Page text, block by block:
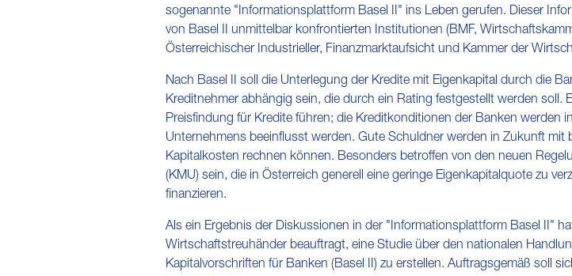
sogenannte "Informationsplattform Basel II" ins Leben gerufen. Dieser
von Basel II unmittelbar konfrontierten Institutionen (BMF,
Österreichischer Industrieller, Finanzmarktaufsicht und Kammer der
Nach Basel II soll die Unterlegung der Kredite mit Eigenkapital durch die
Kreditnehmer abhängig sein, die durch ein Rating festgestellt werden soll.
Preisfindung für Kredite führen; die Kreditkonditionen der Banken
Unternehmens beeinflusst werden. Gute Schuldner werden in Zukunft
Kapitalkosten rechnen können. Besonders betroffen von den neuen
(KMU) sein, die in Österreich generell eine geringe Eigenkapitalquote zu
finanzieren.
Als ein Ergebnis der Diskussionen in der "Informationsplattform Basel II"
Wirtschaftstreuhänder beauftragt, eine Studie über den nationalen
Kapitalvorschriften für Banken (Basel II) zu erstellen. Auftragsgemäß soll